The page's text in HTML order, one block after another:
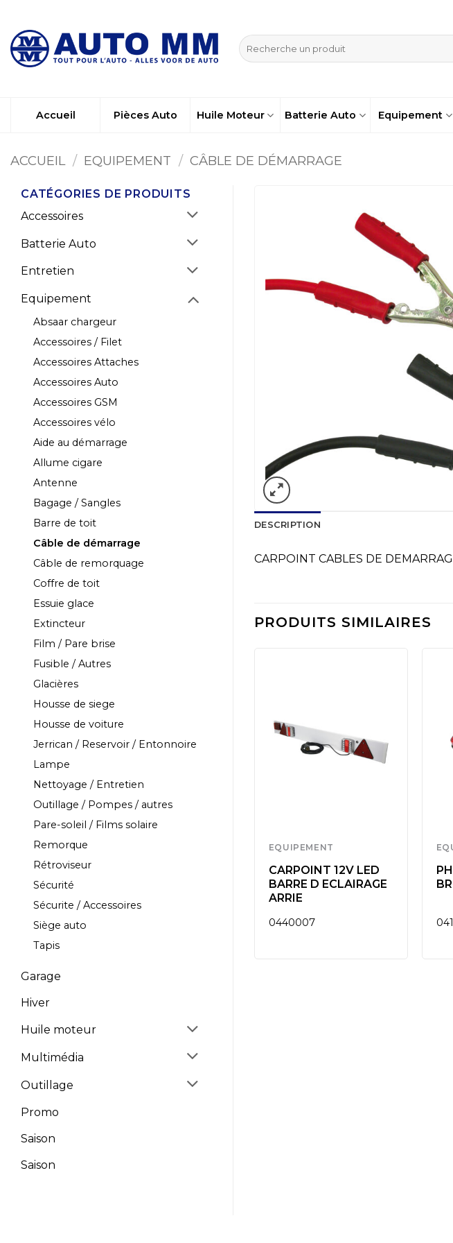
contenu
Recherche
pour :
Accueil Pièces Auto Huile Moteur Batterie Auto Equipement
ACCUEIL / EQUIPEMENT / CÂBLE DE DÉMARRAGE
CATÉGORIES DE PRODUITS
Accessoires
Batterie Auto
Entretien
Equipement
Absaar chargeur
Accessoires / Filet
Accessoires Attaches
Accessoires Auto
Accessoires GSM
Accessoires vélo
Aide au démarrage
Allume cigare
Antenne
Bagage / Sangles
Barre de toit
Câble de démarrage
Câble de remorquage
Coffre de toit
Essuie glace
Extincteur
Film / Pare brise
Fusible / Autres
Glacières
Housse de siege
Housse de voiture
Jerrican / Reservoir / Entonnoire
Lampe
Nettoyage / Entretien
Outillage / Pompes / autres
Pare-soleil / Films solaire
Remorque
Rétroviseur
Sécurité
Sécurite / Accessoires
Siège auto
Tapis
Garage
Hiver
Huile moteur
Multimédia
Outillage
Promo
Saison
Saison
DESCRIPTION
CARPOINT CABLES DE
PRODUITS SIMILAIRES
EQUIPEMENT
CARPOINT 12V LED
BARRE D ECLAIRAGE
ARRIE
0440007
KIT D
FONC